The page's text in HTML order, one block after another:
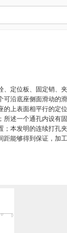
、定位板、固定销、
可沿底座侧面滑动的
上表面相平行的定位
所述一个通孔内设有
本发明的连续打孔夹
距能够得到保证，加